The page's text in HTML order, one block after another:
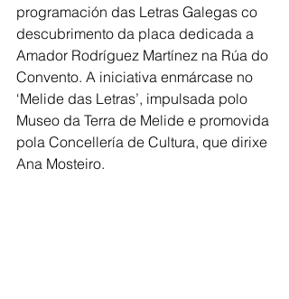
programación das Letras Galegas co
descubrimento da placa dedicada a
Amador Rodríguez Martínez na Rúa do
Convento. A iniciativa enmárcase no
‘Melide das Letras’, impulsada polo
Museo da Terra de Melide e promovida
pola Concellería de Cultura, que dirixe
Ana Mosteiro.